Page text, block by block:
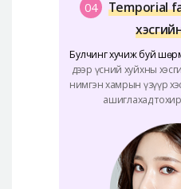
04
Temporial
Булчинг хучиж буй
дээр үсний хуйхны
нимгэн хамрын үзүүр
ашиглахад